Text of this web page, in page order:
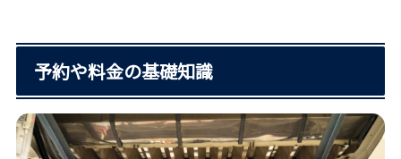
予約や料金の基礎知識